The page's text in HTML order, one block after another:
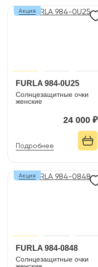
FURLA 984-0U25
Солнцезащитные очки
женские
24 000 ₽
Подробнее
Акция
FURLA 984-0848
Солнцезащитные очки
Акция